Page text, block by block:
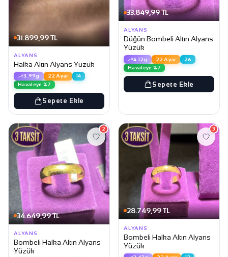
31.899,99 TL
ALYANS
Halka Altın Alyans Yüzük
3.99g 22 Ayar
14
Havaleye %7
Sepete Ekle
33.849,99 TL
ALYANS
Düğün Bombeli Altın Alyans
Yüzük
4.12g 22 Ayar
26
Havaleye %7
Sepete Ekle
34.649,99 TL
2
ALYANS
Bombeli Halka Altın Alyans
Yüzük
28.749,99 TL
3
ALYANS
Bombeli Halka Altın Alyans
Yüzük